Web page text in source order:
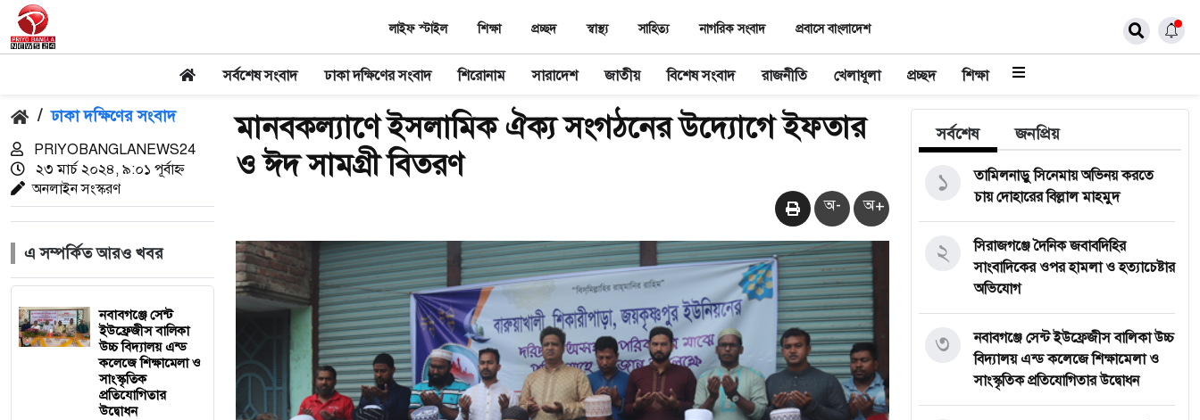
লাইফ স্টাইল শিক্ষা প্রচ্ছদ স্বাস্থ‌্য সাহিত‌্য নাগরিক সংবাদ প্রবাসে বাংলাদেশ
সর্বশেষ সংবাদ ঢাকা দক্ষিণের সংবাদ শিরোনাম সারাদেশ জাতীয় বিশেষ সংবাদ রাজনীতি খেলাধূলা প্রচ্ছদ শিক্ষা
/ ঢাকা দক্ষিণের সংবাদ
PRIYOBANGLANEWS24
২৩ মার্চ ২০২৪, ৯:০১ পূর্বাহ্ন
অনলাইন সংস্করণ
এ সম্পর্কিত আরও খবর
নবাবগঞ্জে সেন্ট
ইউফ্রেজীস বালিকা
উচ্চ বিদ্যালয় এন্ড
কলেজে শিক্ষামেলা ও
সাংস্কৃতিক
প্রতিযোগিতার
উদ্বোধন
মানবকল্যাণে ইসলামিক ঐক্য সংগঠনের উদ্যোগে ইফতার
ও ঈদ সামগ্রী বিতরণ
অ- অ+
সর্বশেষ জনপ্রিয়
তামিলনাড়ু সিনেমায় অভিনয় করতে
চায় দোহারের বিল্লাল মাহমুদ
১
সিরাজগঞ্জে দৈনিক জবাবদিহির
সাংবাদিকের ওপর হামলা ও হত্যাচেষ্টার
অভিযোগ
২
নবাবগঞ্জে সেন্ট ইউফ্রেজীস বালিকা উচ্চ
বিদ্যালয় এন্ড কলেজে শিক্ষামেলা ও
সাংস্কৃতিক প্রতিযোগিতার উদ্বোধন
৩